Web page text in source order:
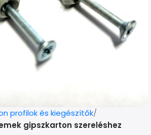
profilok és kiegészítők
gipszkarton szereléshez